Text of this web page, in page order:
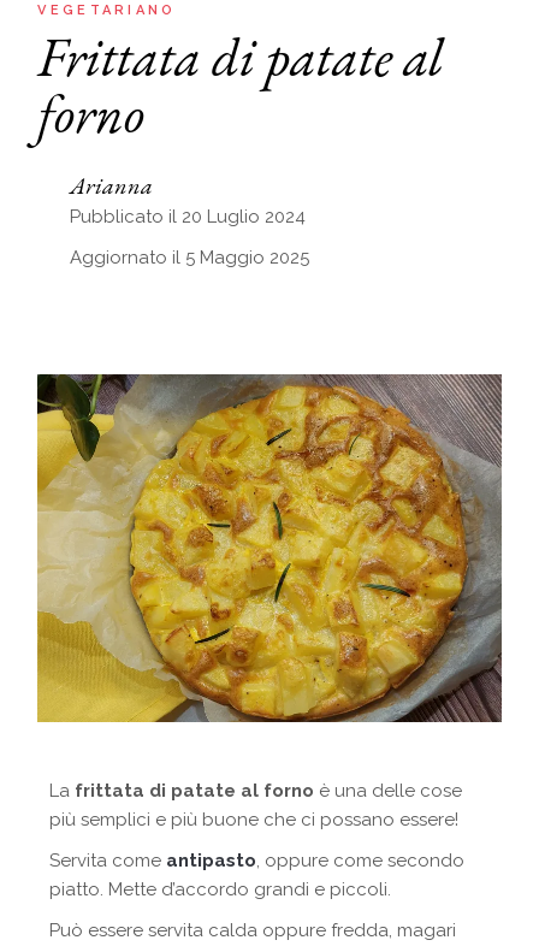
VEGETARIANO
Frittata di patate al
forno
Arianna
Pubblicato il 20 Luglio 2024
Aggiornato il 5 Maggio 2025
La frittata di patate al forno è una delle cose
più semplici e più buone che ci possano essere!
Servita come antipasto, oppure come secondo
piatto. Mette d’accordo grandi e piccoli.
Può essere servita calda oppure fredda, magari